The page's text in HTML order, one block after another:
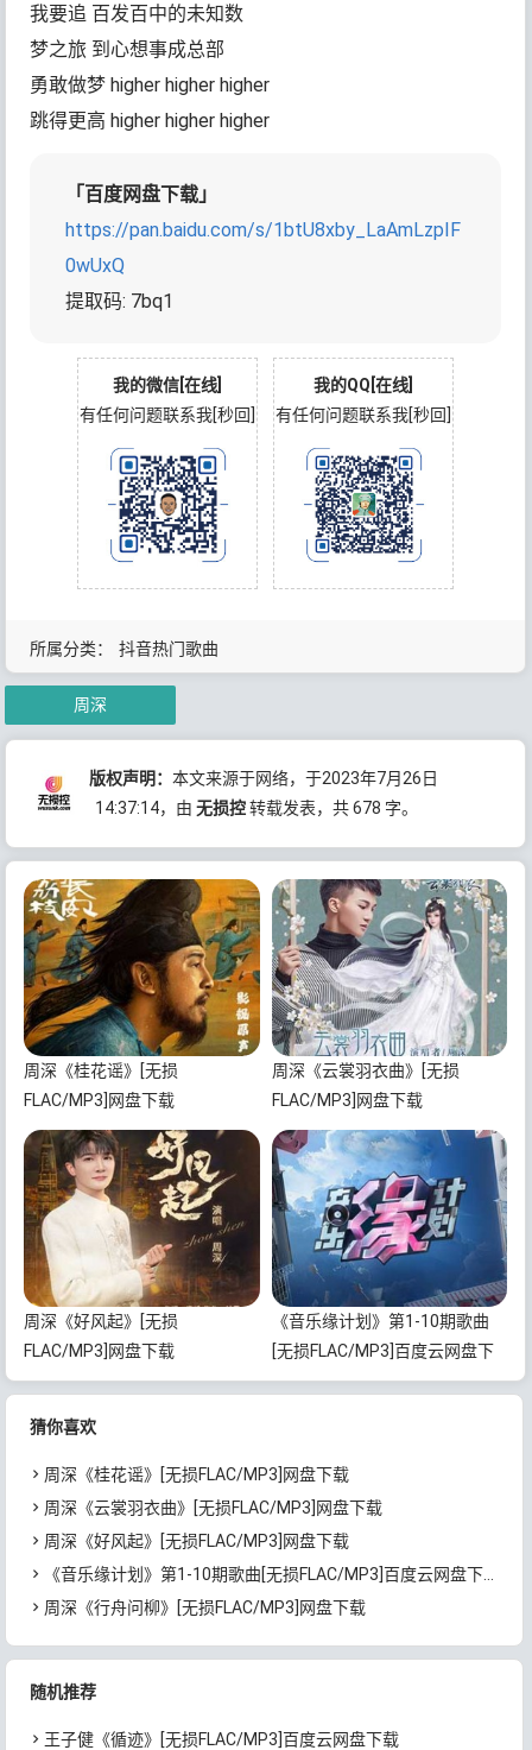
所属分类： 抖音热门歌曲
我要追 百发百中的未知数
梦之旅 到心想事成总部
勇敢做梦 higher higher higher
跳得更高 higher higher higher
「百度网盘下载」
https://pan.baidu.com/s/1btU8xby_LaAmLzpIF
0wUxQ
提取码: 7bq1
我的微信[在线]
有任何问题联系我[秒回]
我的QQ[在线]
有任何问题联系我[秒回]
周深
版权声明：本文来源于网络，于2023年7月26日
14:37:14，由无损控转载发表，共 678 字。
周深《桂花谣》[无损
FLAC/MP3]网盘下载
周深《云裳羽衣曲》[无损
FLAC/MP3]网盘下载
周深《好风起》[无损
FLAC/MP3]网盘下载
《音乐缘计划》第1-10期歌曲
[无损FLAC/MP3]百度云网盘下
载
猜你喜欢
周深《桂花谣》[无损FLAC/MP3]网盘下载
周深《云裳羽衣曲》[无损FLAC/MP3]网盘下载
周深《好风起》[无损FLAC/MP3]网盘下载
《音乐缘计划》第1-10期歌曲[无损FLAC/MP3]百度云网盘下载
周深《行舟问柳》[无损FLAC/MP3]网盘下载
随机推荐
王子健《循迹》[无损FLAC/MP3]百度云网盘下载